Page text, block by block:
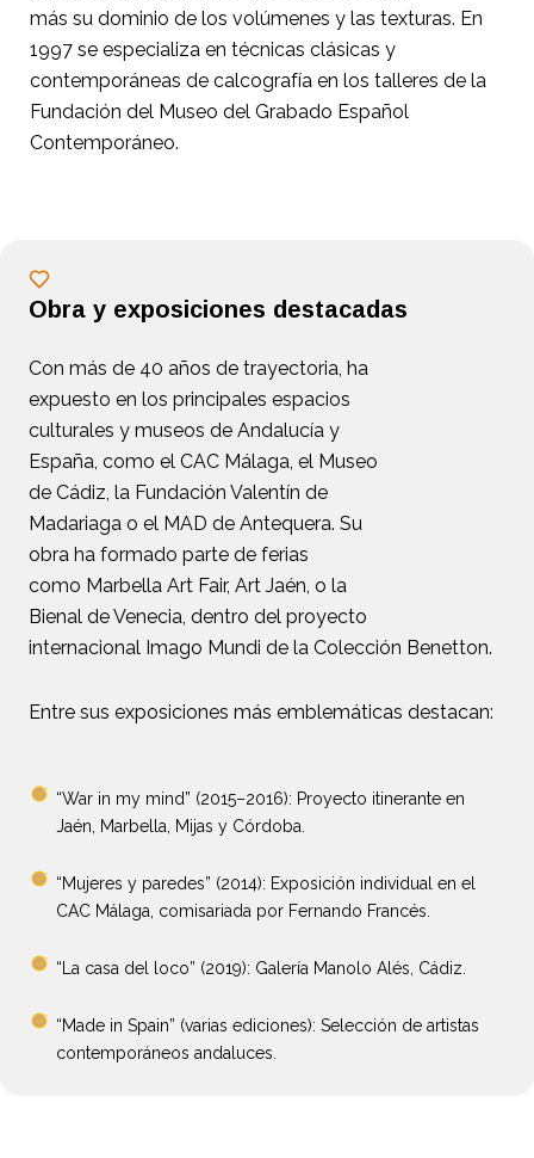
más su dominio de los volúmenes y las texturas. En
1997 se especializa en técnicas clásicas y
contemporáneas de calcografía en los talleres de la
Fundación del Museo del Grabado Español
Contemporáneo.
Obra y exposiciones destacadas
Con más de 40 años de trayectoria, ha
expuesto en los principales espacios
culturales y museos de Andalucía y
España, como el CAC Málaga, el Museo
de Cádiz, la Fundación Valentín de
Madariaga o el MAD de Antequera. Su
obra ha formado parte de ferias
como Marbella Art Fair, Art Jaén, o la
Bienal de Venecia, dentro del proyecto
internacional Imago Mundi de la Colección Benetton.
Entre sus exposiciones más emblemáticas destacan:
“War in my mind” (2015–2016): Proyecto itinerante en
Jaén, Marbella, Mijas y Córdoba.
“Mujeres y paredes” (2014): Exposición individual en el
CAC Málaga, comisariada por Fernando Francés.
“La casa del loco” (2019): Galería Manolo Alés, Cádiz.
“Made in Spain” (varias ediciones): Selección de artistas
contemporáneos andaluces.